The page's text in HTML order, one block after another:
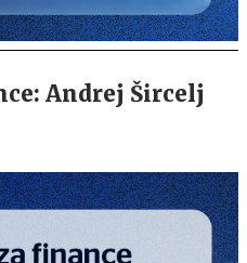
Andrej Šircelj